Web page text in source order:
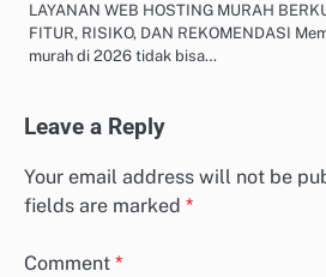
LAYANAN WEB HOSTING MURAH
FITUR, RISIKO, DAN REKOMENDASI
murah di 2026 tidak bisa…
Leave a Reply
Your email address will not be
fields are marked *
Comment *